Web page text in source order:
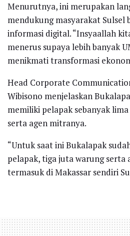
Menurutnya, ini merupakan
mendukung masyarakat Sulsel
informasi digital. “Insyaallah
menerus supaya lebih banyak
menikmati transformasi
Head Corporate
Wibisono menjelaskan
memiliki pelapak sebanyak
serta agen mitranya.
“Untuk saat ini Bukalapak
pelapak, tiga juta warung serta
termasuk di Makassar sendiri